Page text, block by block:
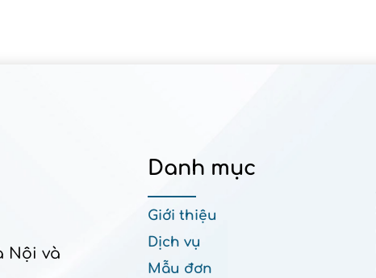
Nội và
Danh mục
Giới thiệu
Dịch vụ
Mẫu đơn